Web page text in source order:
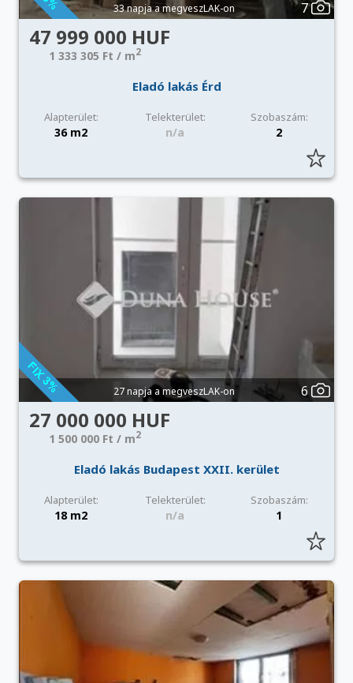
33 napja a megveszLAK-on 7
47 999 000 HUF
1 333 305 Ft / m2
Eladó lakás Érd
Alapterület: Telekterület: Szobaszám:
36 m2 n/a 2
27 napja a megveszLAK-on 6
27 000 000 HUF
1 500 000 Ft / m2
Eladó lakás Budapest XXII. kerület
Alapterület: Telekterület: Szobaszám:
18 m2 n/a 1